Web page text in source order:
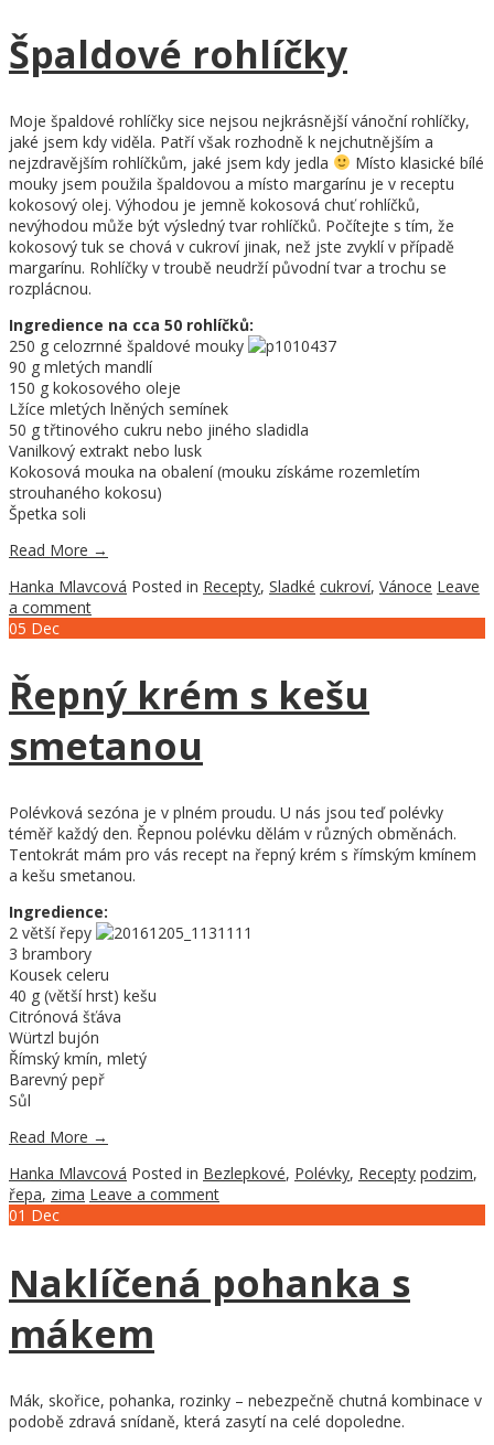
Špaldové rohlíčky
Moje špaldové rohlíčky sice nejsou nejkrásnější vánoční rohlíčky,
jaké jsem kdy viděla. Patří však rozhodně k nejchutnějším a
nejzdravějším rohlíčkům, jaké jsem kdy jedla
Místo klasické bílé
mouky jsem použila špaldovou a místo margarínu je v receptu
kokosový olej. Výhodou je jemně kokosová chuť rohlíčků,
nevýhodou může být výsledný tvar rohlíčků. Počítejte s tím, že
kokosový tuk se chová v cukroví jinak, než jste zvyklí v případě
margarínu. Rohlíčky v troubě neudrží původní tvar a trochu se
rozplácnou.
Ingredience na cca 50 rohlíčků:
250 g celozrnné špaldové mouky
90 g mletých mandlí
150 g kokosového oleje
Lžíce mletých lněných semínek
50 g třtinového cukru nebo jiného sladidla
Vanilkový extrakt nebo lusk
Kokosová mouka na obalení (mouku získáme rozemletím
strouhaného kokosu)
Špetka soli
Read More →
Hanka Mlavcová Posted in Recepty, Sladké cukroví, Vánoce Leave
a comment
05 Dec
Řepný krém s kešu
smetanou
Polévková sezóna je v plném proudu. U nás jsou teď polévky
téměř každý den. Řepnou polévku dělám v různých obměnách.
Tentokrát mám pro vás recept na řepný krém s římským kmínem
a kešu smetanou.
Ingredience:
2 větší řepy
3 brambory
Kousek celeru
40 g (větší hrst) kešu
Citrónová šťáva
Würtzl bujón
Římský kmín, mletý
Barevný pepř
Sůl
Read More →
Hanka Mlavcová Posted in Bezlepkové, Polévky, Recepty podzim,
řepa, zima Leave a comment
01 Dec
Naklíčená pohanka s
mákem
Mák, skořice, pohanka, rozinky – nebezpečně chutná kombinace v
podobě zdravá snídaně, která zasytí na celé dopoledne.